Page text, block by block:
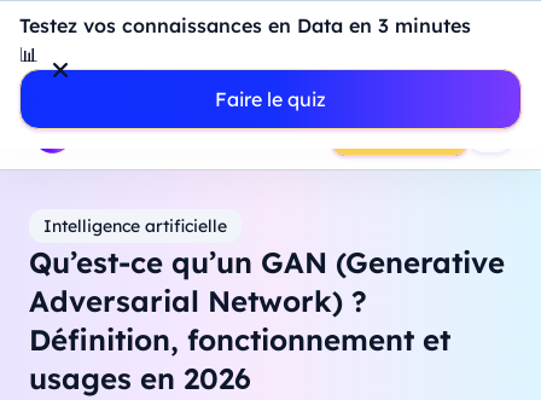
Testez vos connaissances en Data en 3 minutes
📊
Faire le quiz
Introduction à Power BI : construisez votre premier
dashboard de A à Z
- Mardi 11
18h00
Professionnels
Étudiants Parents Entreprises
Prendre RDV
Intelligence artificielle
Qu’est-ce qu’un GAN (Generative
Adversarial Network) ?
Définition, fonctionnement et
usages en 2026